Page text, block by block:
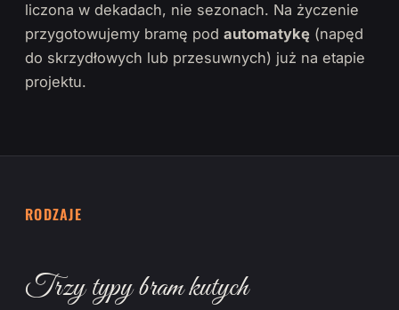
liczona w dekadach, nie sezonach. Na życzenie
przygotowujemy bramę pod automatykę (napęd
do skrzydłowych lub przesuwnych) już na etapie
projektu.
RODZAJE
Trzy typy bram kutych